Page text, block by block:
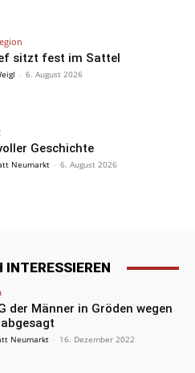
sitzt fest im Sattel
- 6. August 2026
Geschichte
Neumarkt - 6. August 2026
INTERESSIEREN
der Männer in Gröden wegen
Neumarkt - 16. Dezember 2022